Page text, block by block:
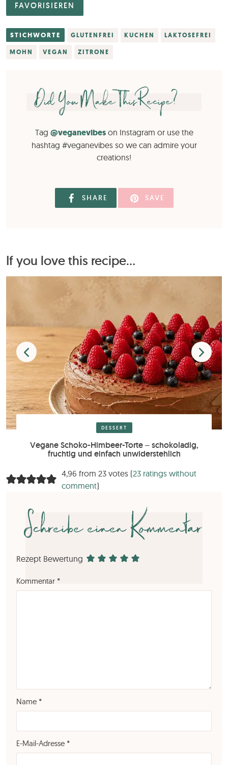
FAVORISIEREN
STICHWORTE GLUTENFREI KUCHEN LAKTOSEFREI
MOHN VEGAN ZITRONE
Did You Make This Recipe?
Tag @veganevibeson Instagram or use the
hashtag #veganevibes so we can admire your
creations!
SHARE SAVE
If you love this recipe...
DESSERT
Vegane Schoko-Himbeer-Torte – schokoladig,
fruchtig und einfach unwiderstehlich
4,96 from 23 votes (23 ratings without
comment)
Schreibe einen Kommentar
Rezept Bewertung
Kommentar *
Name *
E-Mail-Adresse *